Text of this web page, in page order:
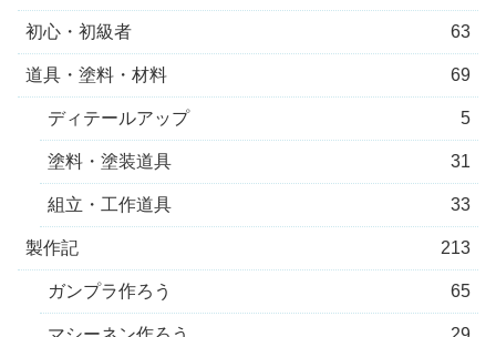
初心・初級者 63
道具・塗料・材料 69
ディテールアップ 5
塗料・塗装道具 31
組立・工作道具 33
製作記 213
ガンプラ作ろう 65